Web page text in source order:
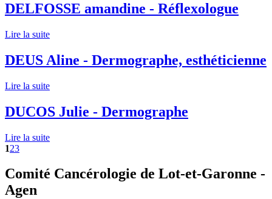
DELFOSSE amandine - Réflexologue
Lire la suite
DEUS Aline - Dermographe, esthéticienne
Lire la suite
DUCOS Julie - Dermographe
Lire la suite
123
Comité Cancérologie de Lot-et-Garonne -
Agen